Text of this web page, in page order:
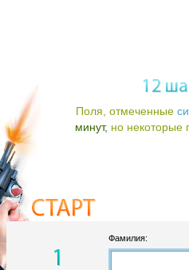
Поля, отмеченные
минут, но некоторые
Фамилия: